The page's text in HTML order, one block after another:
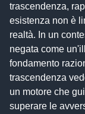
trascendenza,
esistenza non è
realtà. In un
negata come
fondamento
trascendenza
un motore che
superare le